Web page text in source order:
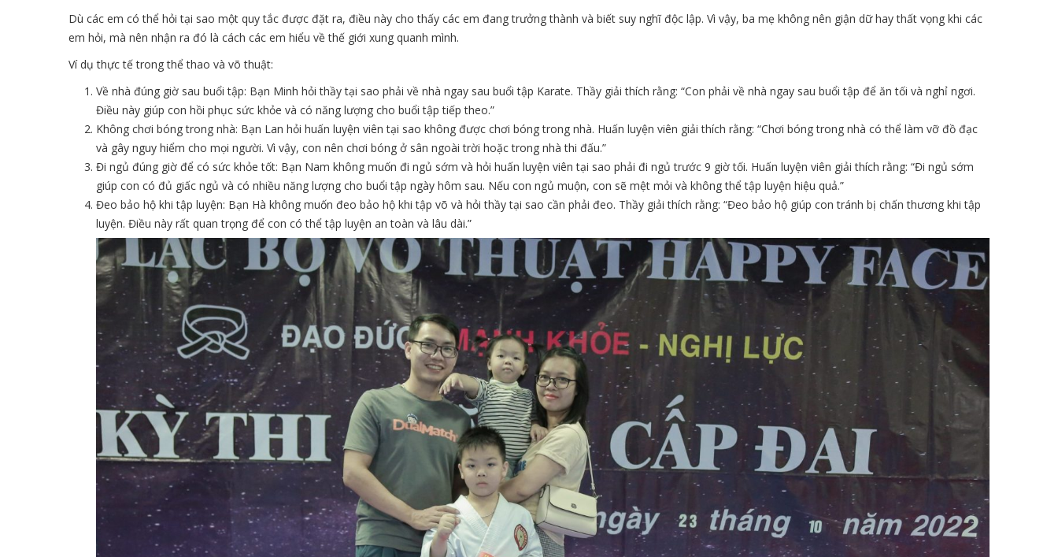
Dù các em có thể hỏi tại sao một quy tắc được đặt ra, điều này cho thấy các em đang trưởng thành và biết suy nghĩ độc lập. Vì vậy, ba mẹ không nên giận dữ hay thất vọng khi các
em hỏi, mà nên nhận ra đó là cách các em hiểu về thế giới xung quanh mình.
Ví dụ thực tế trong thể thao và võ thuật:
Về nhà đúng giờ sau buổi tập: Bạn Minh hỏi thầy tại sao phải về nhà ngay sau buổi tập Karate. Thầy giải thích rằng: “Con phải về nhà ngay sau buổi tập để ăn tối và nghỉ ngơi.
Điều này giúp con hồi phục sức khỏe và có năng lượng cho buổi tập tiếp theo.”
Không chơi bóng trong nhà: Bạn Lan hỏi huấn luyện viên tại sao không được chơi bóng trong nhà. Huấn luyện viên giải thích rằng: “Chơi bóng trong nhà có thể làm vỡ đồ đạc
và gây nguy hiểm cho mọi người. Vì vậy, con nên chơi bóng ở sân ngoài trời hoặc trong nhà thi đấu.”
Đi ngủ đúng giờ để có sức khỏe tốt: Bạn Nam không muốn đi ngủ sớm và hỏi huấn luyện viên tại sao phải đi ngủ trước 9 giờ tối. Huấn luyện viên giải thích rằng: “Đi ngủ sớm
giúp con có đủ giấc ngủ và có nhiều năng lượng cho buổi tập ngày hôm sau. Nếu con ngủ muộn, con sẽ mệt mỏi và không thể tập luyện hiệu quả.”
Đeo bảo hộ khi tập luyện: Bạn Hà không muốn đeo bảo hộ khi tập võ và hỏi thầy tại sao cần phải đeo. Thầy giải thích rằng: “Đeo bảo hộ giúp con tránh bị chấn thương khi tập
luyện. Điều này rất quan trọng để con có thể tập luyện an toàn và lâu dài.”